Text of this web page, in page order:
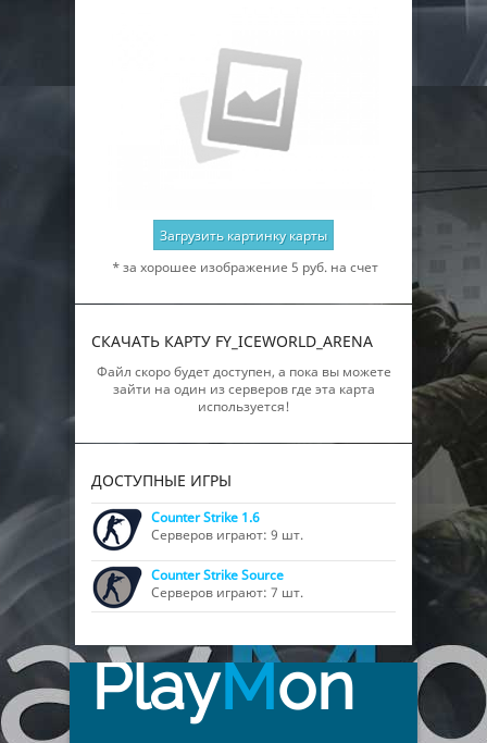
Загрузить картинку карты
* за хорошее изображение 5 руб. на счет
СКАЧАТЬ КАРТУ FY_ICEWORLD_ARENA
Файл скоро будет доступен, а пока вы можете
зайти на один из серверов где эта карта
используется!
ДОСТУПНЫЕ ИГРЫ
Counter Strike 1.6
Серверов играют: 9 шт.
Counter Strike Source
Серверов играют: 7 шт.
PlayMon